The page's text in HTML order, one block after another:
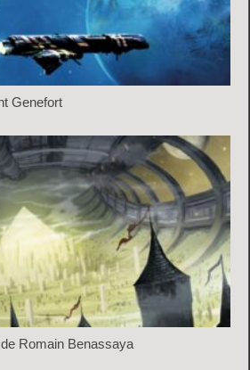
Genefort
Romain Benassaya